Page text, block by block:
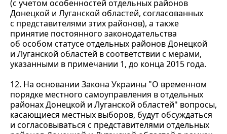
(с учетом особенностей отдельных районов
Донецкой и Луганской областей, согласованных
с представителями этих районов), а также
принятие постоянного законодательства
об особом статусе отдельных районов Донецкой
и Луганской областей в соответствии с мерами,
указанными в примечании 1, до конца 2015 года.
12. На основании Закона Украины "О временном
порядке местного самоуправления в отдельных
районах Донецкой и Луганской областей" вопросы,
касающиеся местных выборов, будут обсуждаться
и согласовываться с представителями отдельных